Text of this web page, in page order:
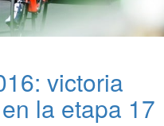
victoria
la etapa 17